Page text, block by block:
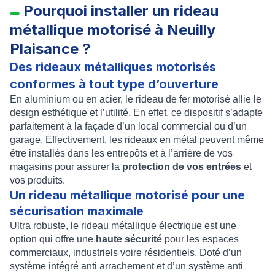
Pourquoi installer un rideau
métallique motorisé à Neuilly
Plaisance ?
Des rideaux métalliques motorisés
conformes à tout type d’ouverture
En aluminium ou en acier, le rideau de fer motorisé allie le
design esthétique et l’utilité. En effet, ce dispositif s’adapte
parfaitement à la façade d’un local commercial ou d’un
garage. Effectivement, les rideaux en métal peuvent même
être installés dans les entrepôts et à l’arrière de vos
magasins pour assurer la protection de vos entrées et
vos produits.
Un rideau métallique motorisé pour une
sécurisation maximale
Ultra robuste, le rideau métallique électrique est une
option qui offre une haute sécurité pour les espaces
commerciaux, industriels voire résidentiels. Doté d’un
système intégré anti arrachementet d’un système anti